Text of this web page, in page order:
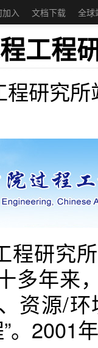
入 文档下载 全球
工程
研究
程研究
多年来
资源/
。2001